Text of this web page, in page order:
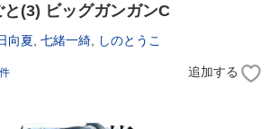
(3) ビッグガンガンC
向夏 七緒一綺 しのとうこ
追加する